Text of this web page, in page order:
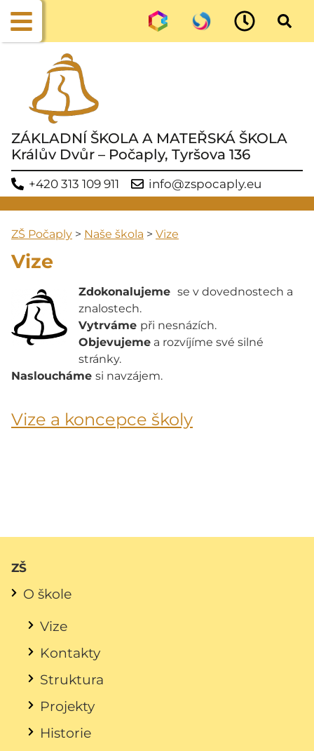
ZÁKLADNÍ ŠKOLA A MATEŘSKÁ ŠKOLA
Králův Dvůr – Počaply, Tyršova 136
+420 313 109 911 info@zspocaply.eu
ZŠ Počaply > Naše škola > Vize
Vize
Zdokonalujeme se v dovednostech a
znalostech.
Vytrváme při nesnázích.
Objevujeme a rozvíjíme své silné
stránky.
Nasloucháme si navzájem.
Vize a koncepce školy
ZŠ
O škole
Vize
Kontakty
Struktura
Projekty
Historie